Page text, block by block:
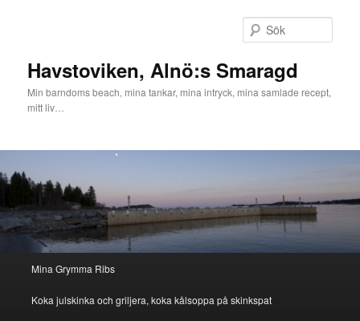
Havstoviken, Alnö:s Smaragd
Min barndoms beach, mina tankar, mina intryck, mina samlade recept,
mitt liv…
Mina Grymma Ribs
Koka julskinka och griljera, koka kålsoppa på skinkspat